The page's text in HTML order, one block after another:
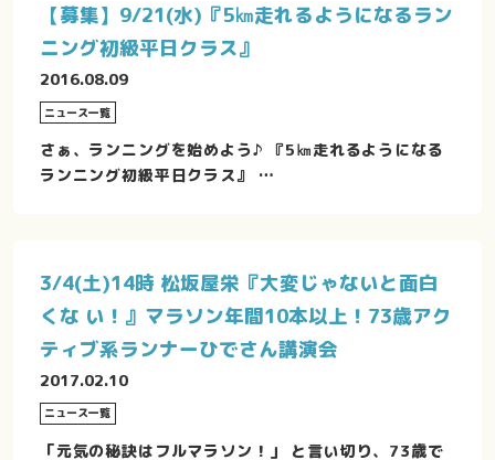
【募集】9/21(水)『5㎞走れるようになるラン
ニング初級平日クラス』
2016.08.09
ニュース一覧
さぁ、ランニングを始めよう♪ 『5㎞走れるようになる
ランニング初級平日クラス』 …
3/4(土)14時 松坂屋栄『大変じゃないと面白
くな い！』マラソン年間10本以上！73歳アク
ティブ系ランナーひでさん講演会
2017.02.10
ニュース一覧
「元気の秘訣はフルマラソン！」 と言い切り、73歳で